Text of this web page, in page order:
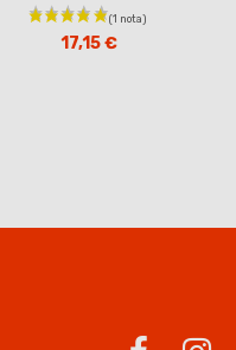
17,15 €